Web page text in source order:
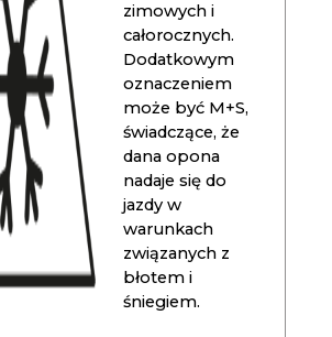
zimowych i
całorocznych.
Dodatkowym
oznaczeniem
może być M+S,
świadczące, że
dana opona
nadaje się do
jazdy w
warunkach
związanych z
błotem i
śniegiem.